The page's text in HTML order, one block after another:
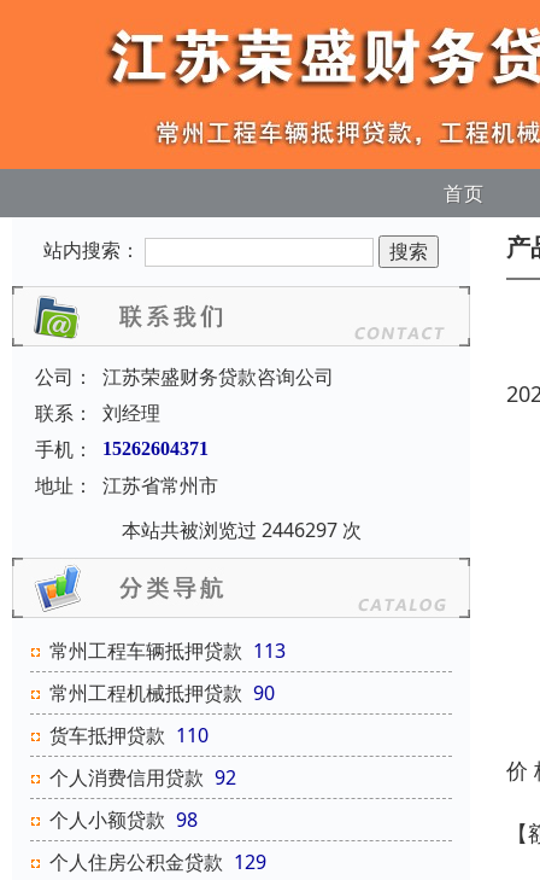
首页
站内搜索：
公司：
江苏荣盛财务贷款咨询公司
联系：
刘经理
手机：
15262604371
地址：
江苏省常州市
本站共被浏览过 2446297 次
常州工程车辆抵押贷款 113
常州工程机械抵押贷款 90
货车抵押贷款 110
个人消费信用贷款 92
个人小额贷款 98
个人住房公积金贷款 129
产
价